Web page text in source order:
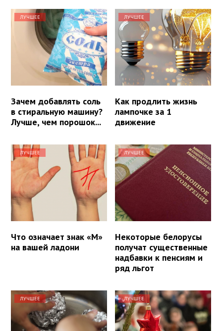
ЛУЧШЕЕ
Зачем добавлять соль
в стиральную машину?
Лучше, чем порошок...
ЛУЧШЕЕ
Как продлить жизнь
лампочке за 1
движение
ЛУЧШЕЕ
Что означает знак «М»
на вашей ладони
ЛУЧШЕЕ
Некоторые белорусы
получат существенные
надбавки к пенсиям и
ряд льгот
ЛУЧШЕЕ ЛУЧШЕЕ